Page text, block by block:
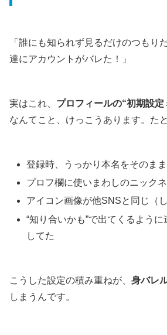
「誰にも知られず見るだけのつも
達にアカウントがバレた！」
実はこれ、 プロフィールの“初期設定
なんてこと、けっこうあります。たと
登録時、うっかり本名をそのま
プロフ欄に使いまわしのニック
アイコン画像が他SNSと同じ（
“知り合いかも”で出てくるよう
してた
こうした設定の積み重ねが、 身バレ
しまうんです。